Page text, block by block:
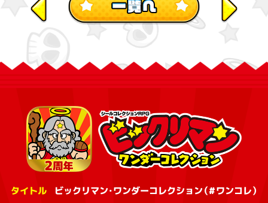
タイトル ビックリマン・ワンダーコレクション（#ワンコレ）